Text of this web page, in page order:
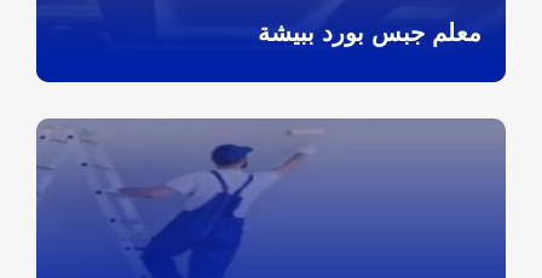
معلم جبس بورد ببيشة